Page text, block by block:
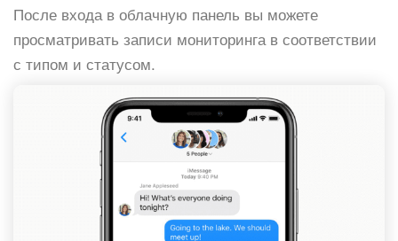
После входа в облачную панель вы можете
просматривать записи мониторинга в соответствии
с типом и статусом.